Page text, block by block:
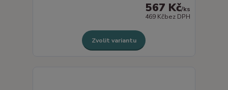
567 Kč/ks
469 Kčbez DPH
Zvolit variantu